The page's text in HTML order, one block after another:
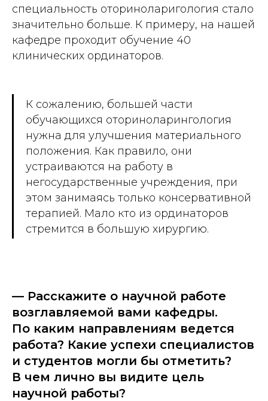
специальность оториноларигология стало
значительно больше. К примеру, на нашей
кафедре проходит обучение 40
клинических ординаторов.
К сожалению, большей части
обучающихся оториноларингология
нужна для улучшения материального
положения. Как правило, они
устраиваются на работу в
негосударственные учреждения, при
этом занимаясь только консервативной
терапией. Мало кто из ординаторов
стремится в большую хирургию.
— Расскажите о научной работе
возглавляемой вами кафедры.
По каким направлениям ведется
работа? Какие успехи специалистов
и студентов могли бы отметить?
В чем лично вы видите цель
научной работы?